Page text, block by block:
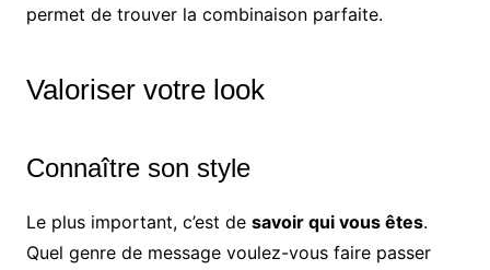
permet de trouver la combinaison parfaite.
Valoriser votre look
Connaître son style
Le plus important, c’est de savoir qui vous êtes.
Quel genre de message voulez-vous faire passer